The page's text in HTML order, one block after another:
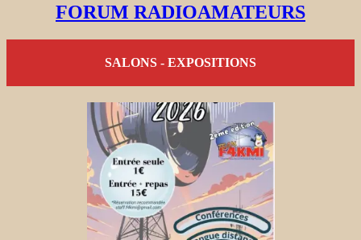
FORUM RADIOAMATEURS
SALONS - EXPOSITIONS